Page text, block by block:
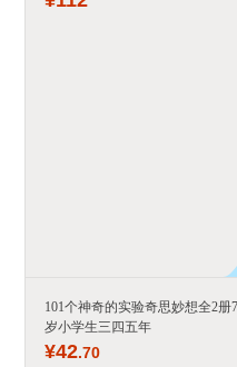
101个神奇的实验奇思妙想全2册
岁小学生三四五年
¥42.70